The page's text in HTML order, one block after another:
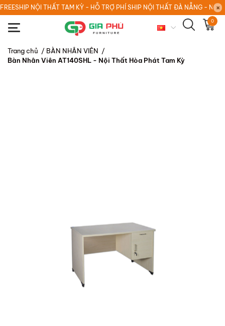
FREESHIP NỘI THẤT TAM KỲ - HỖ TRỢ PHÍ SHIP NỘI THẤT ĐÀ NẴNG - NỘI
0
Trang chủ / BÀN NHÂN VIÊN /
Bàn Nhân Viên AT140SHL - Nội Thất Hòa Phát Tam Kỳ